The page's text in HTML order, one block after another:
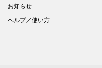
お知らせ
ヘルプ／使い方